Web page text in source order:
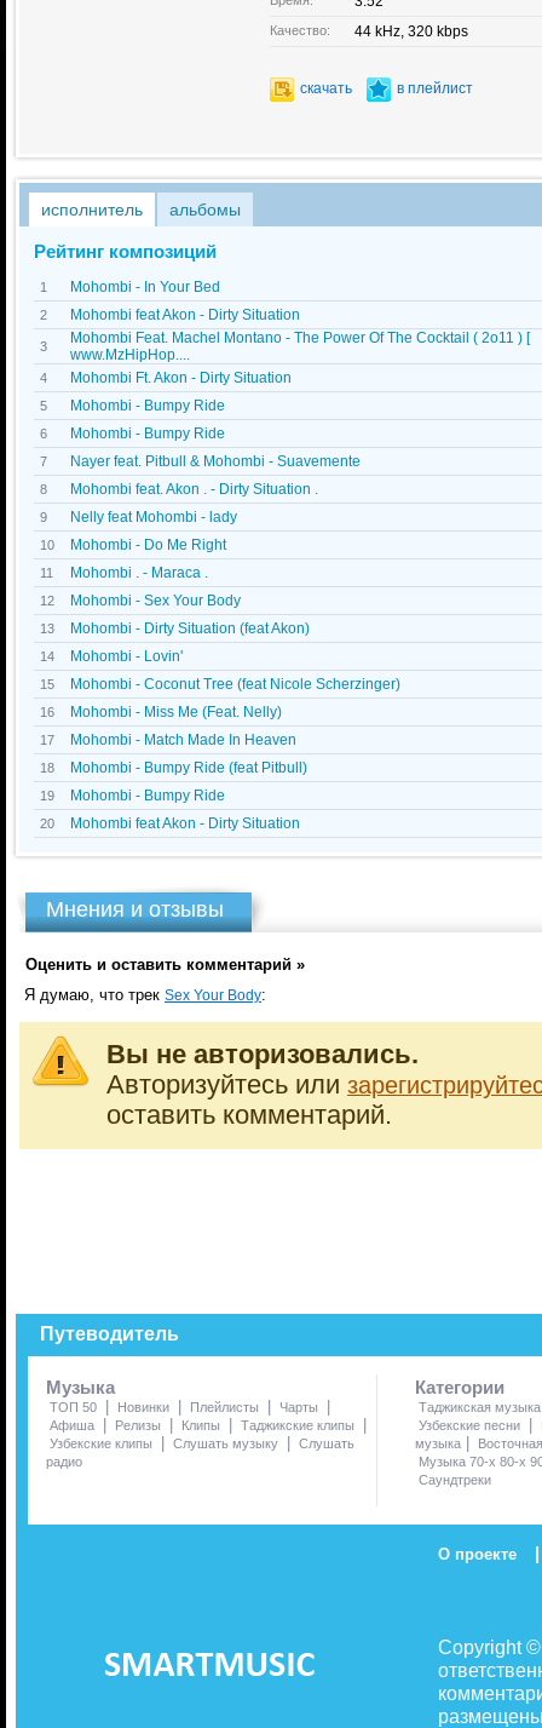
Качество: 44 kHz, 320 kbps
скачать в плейлист
исполнитель альбомы
Рейтинг композиций
1 Mohombi - In Your Bed
2 Mohombi feat Akon - Dirty Situation
3
Mohombi Feat. Machel Montano - The Power Of The Cocktail ( 2o11 ) [
www.MzHipHop....
4 Mohombi Ft. Akon - Dirty Situation
5 Mohombi - Bumpy Ride
6 Mohombi - Bumpy Ride
7 Nayer feat. Pitbull & Mohombi - Suavemente
8 Mohombi feat. Akon . - Dirty Situation .
9 Nelly feat Mohombi - lady
10 Mohombi - Do Me Right
11 Mohombi . - Maraca .
12 Mohombi - Sex Your Body
13 Mohombi - Dirty Situation (feat Akon)
14 Mohombi - Lovin'
15 Mohombi - Coconut Tree (feat Nicole Scherzinger)
16 Mohombi - Miss Me (Feat. Nelly)
17 Mohombi - Match Made In Heaven
18 Mohombi - Bumpy Ride (feat Pitbull)
19 Mohombi - Bumpy Ride
20 Mohombi feat Akon - Dirty Situation
Мнения и отзывы
Оценить и оставить комментарий »
Я думаю, что трек Sex Your Body:
Вы не авторизовались.
Авторизуйтесь или
оставить комментарий.
Путеводитель
Музыка
ТОП 50 | Новинки | Плейлисты | Чарты |
Афиша | Релизы | Клипы | Таджикские клипы |
Узбекские клипы | Слушать музыку | Слушать
радио
Категории
Таджикская музыка
Узбекские песни
|
музыка |
Музыка 70-х 80-х
Саундтреки
О проекте |
Copyright
размещены